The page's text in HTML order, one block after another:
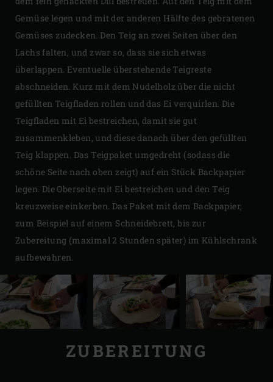
Gemüse legen und mit der anderen Hälfte des gebratenen
Gemüses zudecken. Den Teig an zwei Seiten über den
Lachs falten, und zwar so, dass sie sich etwas
überlappen. Eventuelle überstehende Teigreste
abschneiden. Kurz mit dem Nudelholz über die nicht
gefüllten Teigfladen rollen und das Ei verquirlen. Die
Teigfladen mit Ei bestreichen, damit sie gut
zusammenkleben, und diese danach über den gefüllten
Teig klappen. Das Teigpaket umgedreht (sodass die
schöne Seite nach oben zeigt) auf ein Stück Backpapier
legen. Die Oberseite mit Ei bestreichen und den Teig
kreuzweise einkerben. Das Paket mit dem Backpapier,
zum Beispiel auf einem Schneidebrett, bis zur
Zubereitung (maximal 2 Stunden später) im Kühlschrank
aufbewahren.
ZUBEREITUNG